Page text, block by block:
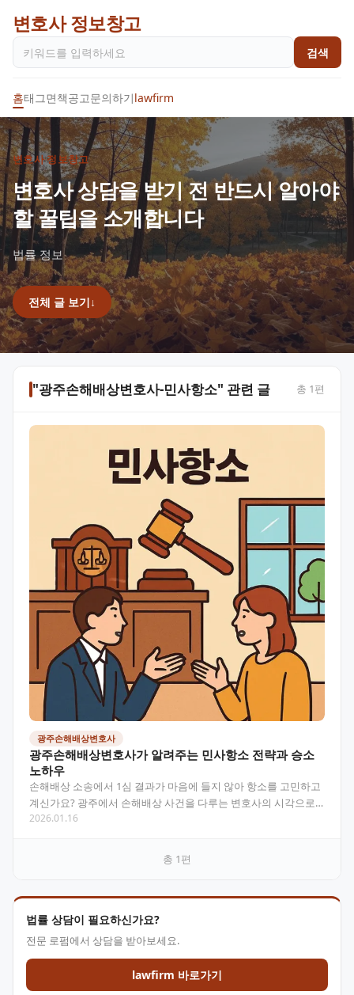
변호사 정보창고
검색
홈태그면책공고문의하기lawfirm
변호사 정보창고
변호사 상담을 받기 전 반드시 알아야
할 꿀팁을 소개합니다
법률 정보
전체 글 보기↓
"광주손해배상변호사-민사항소" 관련 글 총 1편
광주손해배상변호사
광주손해배상변호사가 알려주는 민사항소 전략과 승소
노하우
손해배상 소송에서 1심 결과가 마음에 들지 않아 항소를 고민하고
계신가요? 광주에서 손해배상 사건을 다루는 변호사의 시각으로,
민사항소 과정에서 승소 확률을 높이는 전략과 알아두어…
2026.01.16
총 1편
법률 상담이 필요하신가요?
전문 로펌에서 상담을 받아보세요.
lawfirm 바로가기